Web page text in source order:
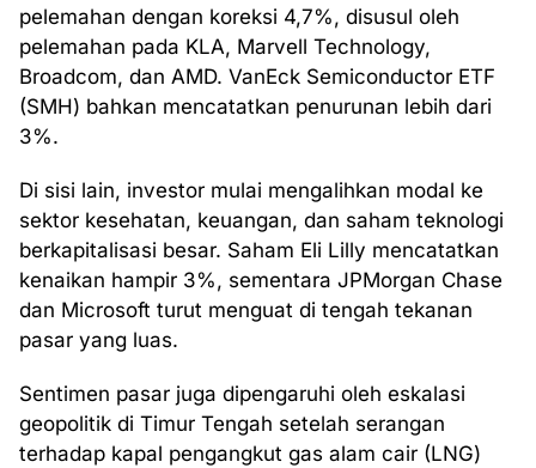
pelemahan dengan koreksi 4,7%, disusul oleh
pelemahan pada KLA, Marvell Technology,
Broadcom, dan AMD. VanEck Semiconductor ETF
(SMH) bahkan mencatatkan penurunan lebih dari
3%.
Di sisi lain, investor mulai mengalihkan modal ke
sektor kesehatan, keuangan, dan saham teknologi
berkapitalisasi besar. Saham Eli Lilly mencatatkan
kenaikan hampir 3%, sementara JPMorgan Chase
dan Microsoft turut menguat di tengah tekanan
pasar yang luas.
Sentimen pasar juga dipengaruhi oleh eskalasi
geopolitik di Timur Tengah setelah serangan
terhadap kapal pengangkut gas alam cair (LNG)